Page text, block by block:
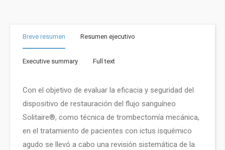
Breve resumen Resumen ejecutivo
Executive summary Full text
Con el objetivo de evaluar la eficacia y seguridad del
dispositivo de restauración del flujo sanguíneo
Solitaire®, como técnica de trombectomía mecánica,
en el tratamiento de pacientes con ictus isquémico
agudo se llevó a cabo una revisión sistemática de la